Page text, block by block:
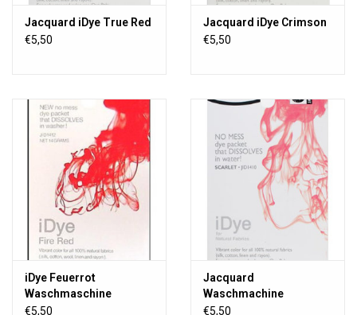
Jacquard iDye True Red
€5,50
Jacquard iDye Crimson
€5,50
iDye Feuerrot
Waschmaschine
Textilfarbe
€5,50
Jacquard
Waschmachine
Textilfarbe Scharlachrot
€5,50